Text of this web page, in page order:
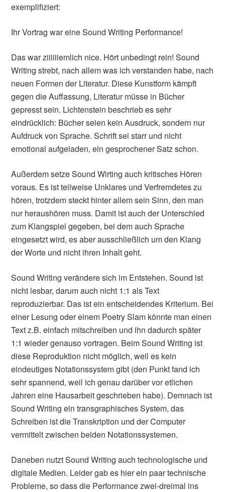
exemplifiziert:
Ihr Vortrag war eine Sound Writing Performance!
Das war ziiiiiiemlich nice. Hört unbedingt rein! Sound
Writing strebt, nach allem was ich verstanden habe, nach
neuen Formen der Literatur. Diese Kunstform kämpft
gegen die Auffassung, Literatur müsse in Bücher
gepresst sein. Lichtenstein beschrieb es sehr
eindrücklich: Bücher seien kein Ausdruck, sondern nur
Aufdruck von Sprache. Schrift sei starr und nicht
emotional aufgeladen, ein gesprochener Satz schon.
Außerdem setze Sound Wirting auch kritisches Hören
voraus. Es ist teilweise Unklares und Verfremdetes zu
hören, trotzdem steckt hinter allem sein Sinn, den man
nur heraushören muss. Damit ist auch der Unterschied
zum Klangspiel gegeben, bei dem auch Sprache
eingesetzt wird, es aber ausschließlich um den Klang
der Worte und nicht ihren Inhalt geht.
Sound Writing verändere sich im Entstehen. Sound ist
nicht lesbar, darum auch nicht 1:1 als Text
reproduzierbar. Das ist ein entscheidendes Kriterium. Bei
einer Lesung oder einem Poetry Slam könnte man einen
Text z.B. einfach mitschreiben und ihn dadurch später
1:1 wieder genauso vortragen. Beim Sound Writing ist
diese Reproduktion nicht möglich, weil es kein
eindeutiges Notationssystem gibt (den Punkt fand ich
sehr spannend, weil ich genau darüber vor etlichen
Jahren eine Hausarbeit geschrieben habe). Demnach ist
Sound Writing ein transgraphisches System, das
Schreiben ist die Transkription und der Computer
vermittelt zwischen beiden Notationssystemen.
Daneben nutzt Sound Writing auch technologische und
digitale Medien. Leider gab es hier ein paar technische
Probleme, so dass die Performance zwei-dreimal ins